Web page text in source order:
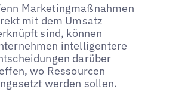
Marketingmaßnahmen
mit dem Umsatz
sind, können
intelligentere
darüber
wo Ressourcen
werden sollen.